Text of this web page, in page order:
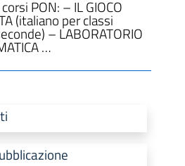
PON: – IL GIOCO
(italiano per classi
– LABORATORIO
…